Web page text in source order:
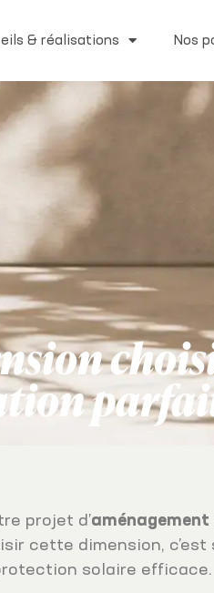
& réalisations Nos
projet d’
dimension, c’est
solaire efficace.